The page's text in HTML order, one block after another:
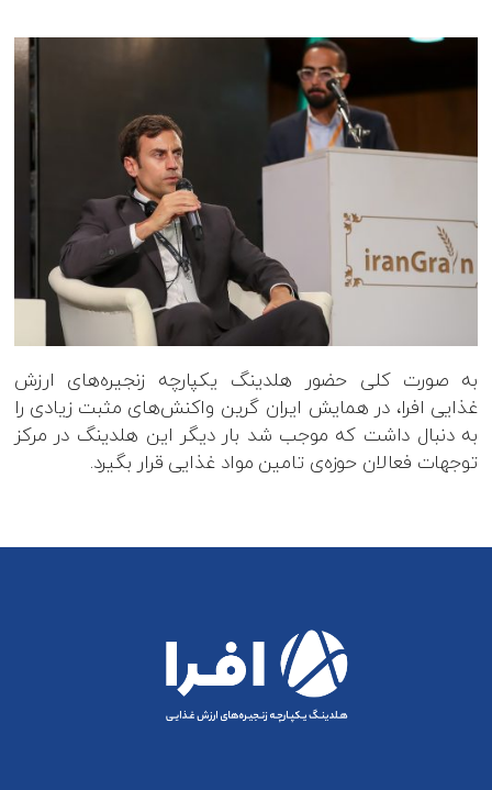
به صورت کلی حضور هلدینگ یکپارچه زنجیره‌های ارزش
غذایی افرا، در همایش ایران گرین واکنش‌های مثبت زیادی را
به دنبال داشت که موجب شد بار دیگر این هلدینگ در مرکز
توجهات فعالان حوزه‌ی تامین مواد غذایی قرار بگیرد.